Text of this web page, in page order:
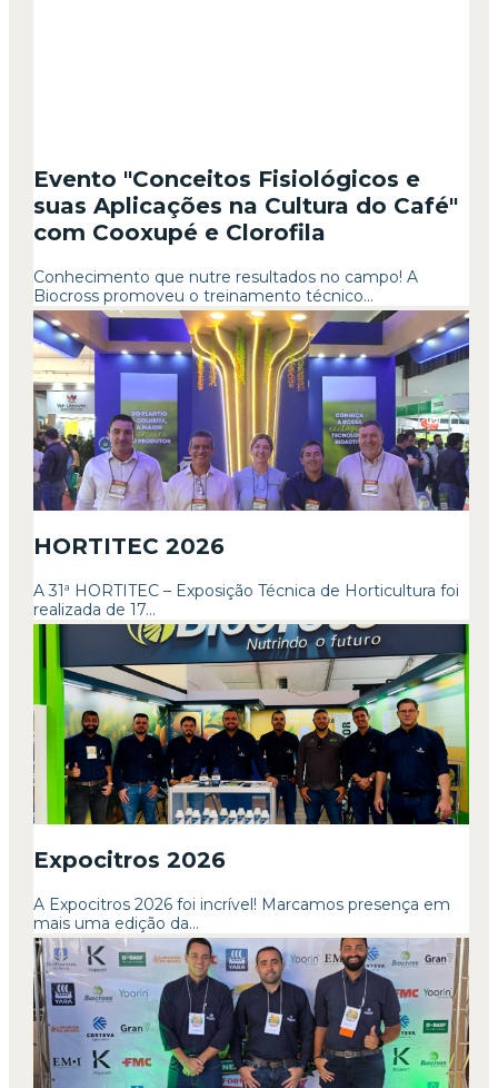
Evento "Conceitos Fisiológicos e
suas Aplicações na Cultura do Café"
com Cooxupé e Clorofila
Conhecimento que nutre resultados no campo! A
Biocross promoveu o treinamento técnico...
HORTITEC 2026
A 31ª HORTITEC – Exposição Técnica de Horticultura foi
realizada de 17...
Expocitros 2026
A Expocitros 2026 foi incrível! Marcamos presença em
mais uma edição da...